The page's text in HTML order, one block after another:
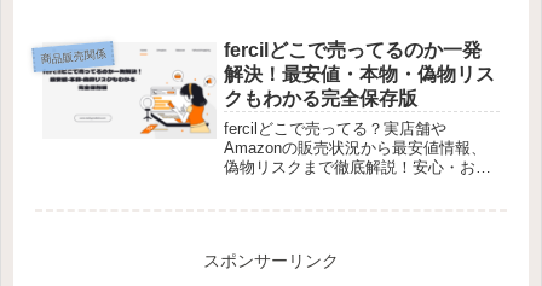
商品販売関係
fercilどこで売ってるのか一発
解決！最安値・本物・偽物リス
クもわかる完全保存版
fercilどこで売ってる？実店舗や
Amazonの販売状況から最安値情報、
偽物リスクまで徹底解説！安心・お得
スポンサーリンク